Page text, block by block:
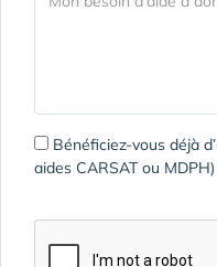
Bénéficiez-vous déjà
aides CARSAT ou MDPH)